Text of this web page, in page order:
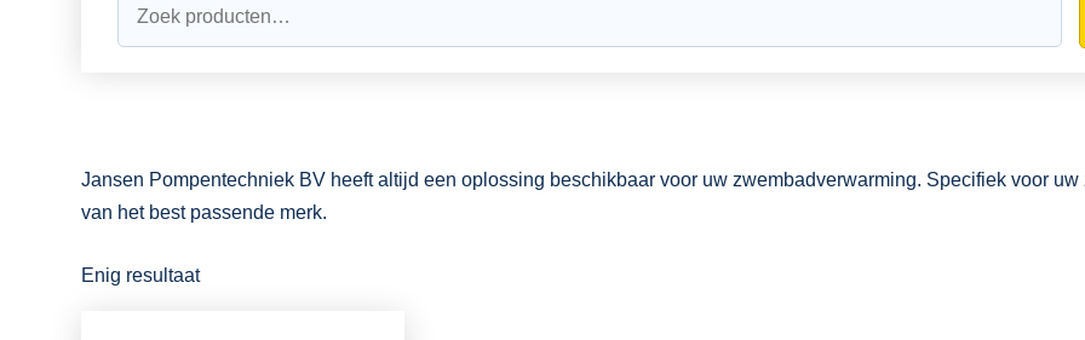
Jansen Pompentechniek BV heeft altijd een oplossing beschikbaar voor uw zwembadverwarming. Specifiek voor
van het best passende merk.
Enig resultaat